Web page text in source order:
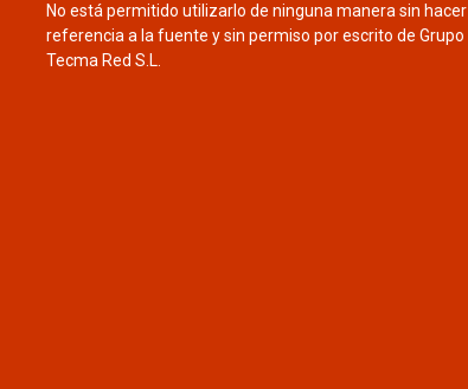
No está permitido utilizarlo de ninguna manera sin hacer
referencia a la fuente y sin permiso por escrito de Grupo
Tecma Red S.L.